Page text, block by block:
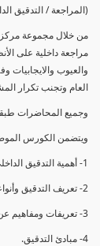
(المراجعة / التدقيق
من خلال مجموعة
مراجعة داخلية على
والعيوب والايجابيات
العام وتجنب تكرار
وجميع المحاضرات طبقا
ويتضمن الكورس
1- أهمية التدقيق الداخلي وتعريفه.
2- تعريف التدقيق وأنواعه الرئيسية.
3- تعريفات ومفاهيم عن التدقيق الداخلي.
4- مبادئ التدقيق.